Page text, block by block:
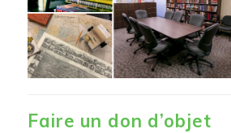
Faire un don d’objet